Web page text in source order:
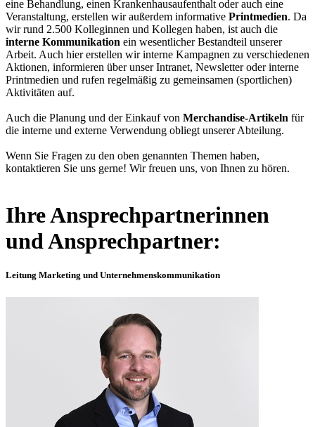
eine Behandlung, einen Krankenhausaufenthalt oder auch eine
Veranstaltung, erstellen wir außerdem informative Printmedien. Da
wir rund 2.500 Kolleginnen und Kollegen haben, ist auch die
interne Kommunikation ein wesentlicher Bestandteil unserer
Arbeit. Auch hier erstellen wir interne Kampagnen zu verschiedenen
Aktionen, informieren über unser Intranet, Newsletter oder interne
Printmedien und rufen regelmäßig zu gemeinsamen (sportlichen)
Aktivitäten auf.
Auch die Planung und der Einkauf von Merchandise-Artikeln für
die interne und externe Verwendung obliegt unserer Abteilung.
Wenn Sie Fragen zu den oben genannten Themen haben,
kontaktieren Sie uns gerne! Wir freuen uns, von Ihnen zu hören.
Ihre Ansprechpartnerinnen
und Ansprechpartner:
Leitung Marketing und Unternehmenskommunikation